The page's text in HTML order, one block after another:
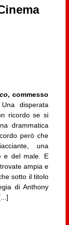
, commesso
Una disperata
ricordo se si
drammatica
però che
una
e del male. E
ampia e
sotto il titolo
di Anthony